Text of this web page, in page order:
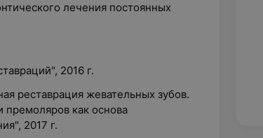
лечения постоянных
2016 г.
реставрация жевательных зубов.
премоляров как основа
2017 г.